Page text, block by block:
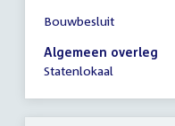
vergadering
16:00
-
uur
Bouwbesluit
Algemeen overleg
Statenlokaal